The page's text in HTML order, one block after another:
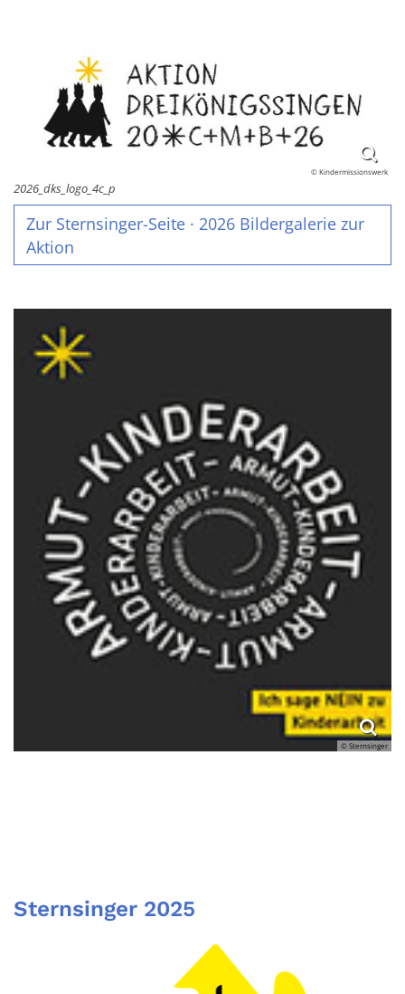
© Kindermissionswerk
2026_dks_logo_4c_p
Zur Sternsinger-Seite · 2026 Bildergalerie zur
Aktion
© Sternsinger
Sternsinger 2025